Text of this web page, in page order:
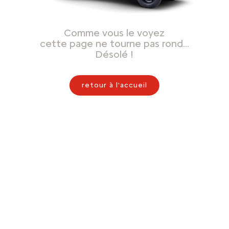
Comme vous le voyez
cette page ne tourne pas rond…
Désolé !
retour à l'accueil